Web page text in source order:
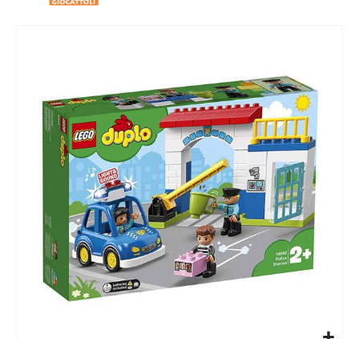
galleria
immagini